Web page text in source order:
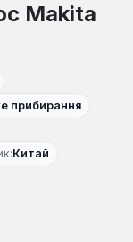
Makita
прибирання
Китай